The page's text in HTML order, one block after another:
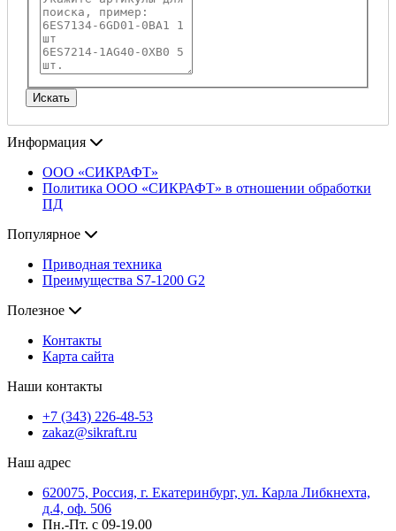
Информация
ООО «СИКРАФТ»
Политика ООО «СИКРАФТ» в отношении обработки
ПД
Популярное
Приводная техника
Преимущества S7-1200 G2
Полезное
Контакты
Карта сайта
Наши контакты
+7 (343) 226-48-53
zakaz@sikraft.ru
Наш адрес
620075, Россия, г. Екатеринбург, ул. Карла Либкнехта,
д.4, оф. 506
Пн.-Пт. с 09-19.00